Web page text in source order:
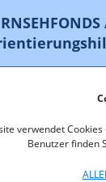
verwendet
Benutzer finden
mehr erfahren